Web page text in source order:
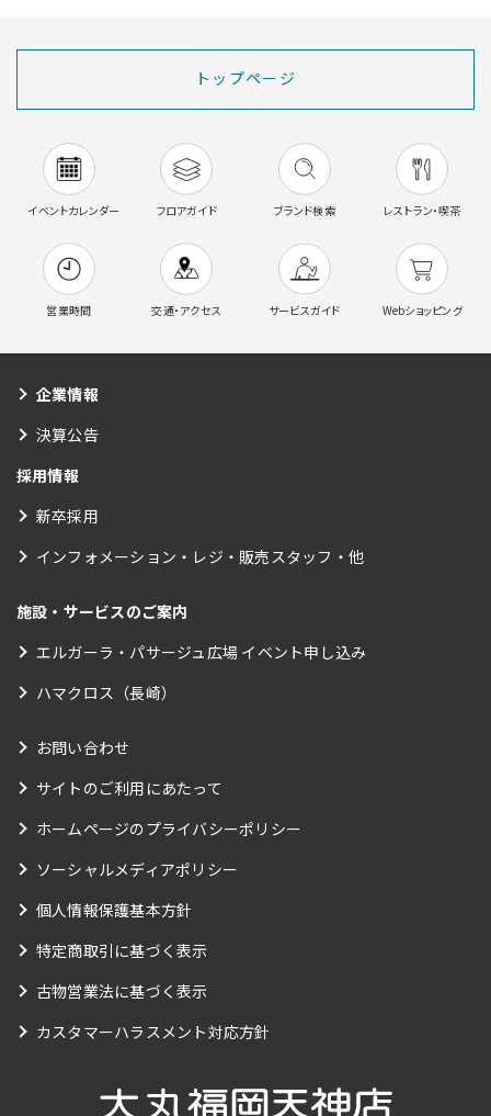
トップページ
イベントカレンダー フロアガイド ブランド検索 レストラン・喫茶
営業時間 交通・アクセス サービスガイド Webショッピング
企業情報
決算公告
採用情報
新卒採用
インフォメーション・レジ・販売スタッフ・他
施設・サービスのご案内
エルガーラ・パサージュ広場 イベント申し込み
ハマクロス（長崎）
お問い合わせ
サイトのご利用にあたって
ホームページのプライバシーポリシー
ソーシャルメディアポリシー
個人情報保護基本方針
特定商取引に基づく表示
古物営業法に基づく表示
カスタマーハラスメント対応方針